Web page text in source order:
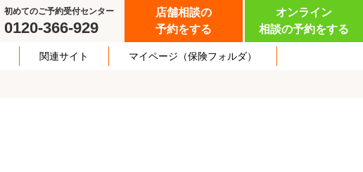
初めてのご予約受付センター
0120-366-929
店舗相談の
予約をする
オンライン
相談の予約をする
関連サイト マイページ （保険フォルダ）